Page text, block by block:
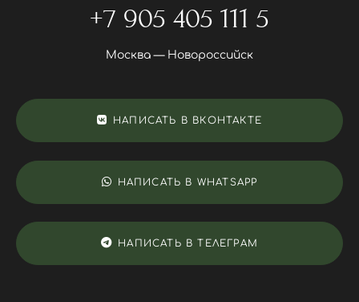
+7 905 405 111 5
Москва — Новороссийск
НАПИСАТЬ В ВКОНТАКТЕ
НАПИСАТЬ В WHATSAPP
НАПИСАТЬ В ТЕЛЕГРАМ